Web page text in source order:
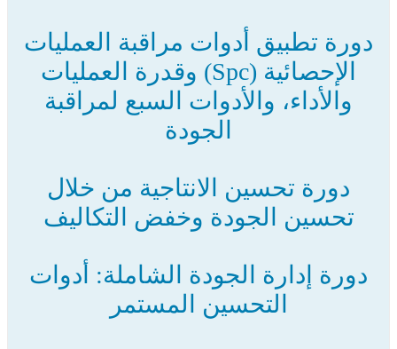
دورة تطبيق أدوات مراقبة العمليات
الإحصائية (Spc) وقدرة العمليات
والأداء، والأدوات السبع لمراقبة
الجودة
دورة تحسين الانتاجية من خلال
تحسين الجودة وخفض التكاليف
دورة إدارة الجودة الشاملة: أدوات
التحسين المستمر